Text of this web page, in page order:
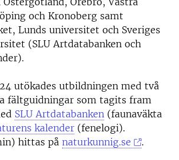
och Kronoberg samt
Lunds universitet och Sveriges
(SLU Artdatabanken och
utökades utbildningen med två
fältguidningar som tagits fram
SLU Artdatabanken (faunaväkta
kalender (fenelogi).
hittas på naturkunnig.se .